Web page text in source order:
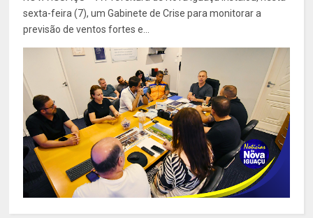
sexta-feira (7), um Gabinete de Crise para monitorar a
previsão de ventos fortes e...